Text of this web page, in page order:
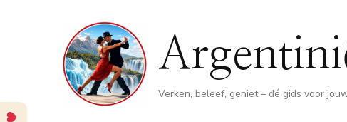
Verken, beleef, geniet – dé gids voor